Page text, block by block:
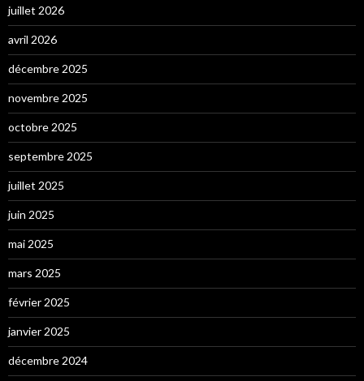
juillet 2026
avril 2026
décembre 2025
novembre 2025
octobre 2025
septembre 2025
juillet 2025
juin 2025
mai 2025
mars 2025
février 2025
janvier 2025
décembre 2024